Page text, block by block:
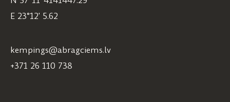
E 23°12' 5.62
kempings@abragciems.lv
+371 26 110 738